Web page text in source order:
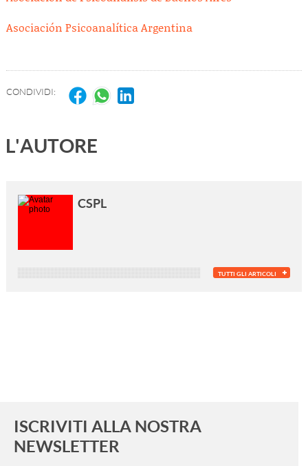
Asociación Psicoanalítica Argentina
CONDIVIDI:
L'AUTORE
CSPL
TUTTI GLI ARTICOLI
ISCRIVITI ALLA NOSTRA
NEWSLETTER